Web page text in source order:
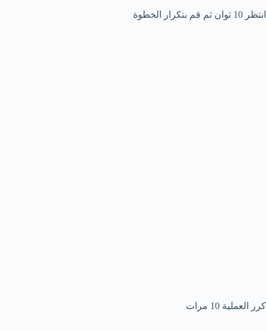
انتظر 10 ثوان ثم قم بتكرار الخطوة
كرر العملية 10 مرات